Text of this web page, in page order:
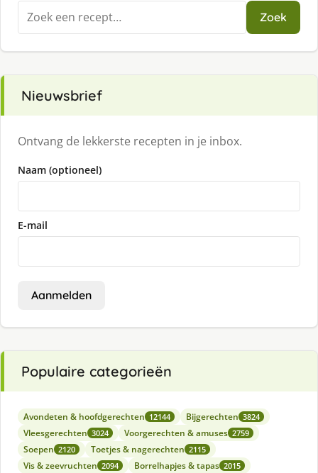
Zoeken
naar:
Zoek
Nieuwsbrief
Ontvang de lekkerste recepten in je inbox.
Naam (optioneel)
E-mail
Aanmelden
Populaire categorieën
Avondeten & hoofdgerechten 12144 Bijgerechten 3824
Vleesgerechten 3024 Voorgerechten & amuses 2759
Soepen 2120 Toetjes & nagerechten 2115
Vis & zeevruchten 2094 Borrelhapjes & tapas 2015